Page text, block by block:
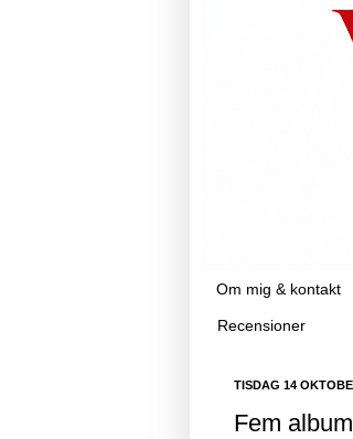
Om mig & kontakt
Recensioner
TISDAG 14
Fem